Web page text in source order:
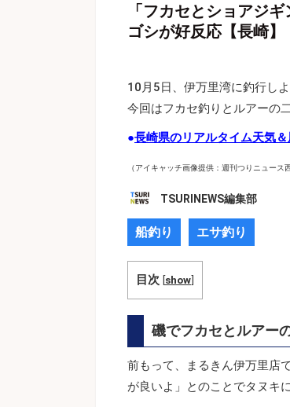
「フカセとショアジ
ゴシが好反応【長崎】
10月5日、伊万里湾に釣行し
今回はフカセ釣りとルアーの
●長崎県のリアルタイム天気
（アイキャッチ画像提供：週刊つりニュース
TSURINEWS編集部
船釣り エサ釣り
目次 [show]
磯でフカセとルアー
前もって、まるきん伊万里店
が良いよ」とのことでタヌキ